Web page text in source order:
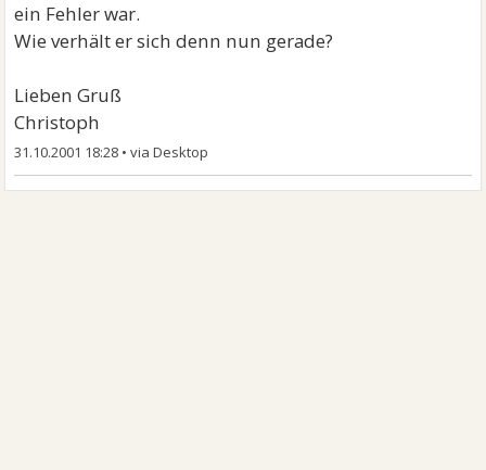
ein Fehler war.
Wie verhält er sich denn nun gerade?
Lieben Gruß
Christoph
31.10.2001 18:28 •